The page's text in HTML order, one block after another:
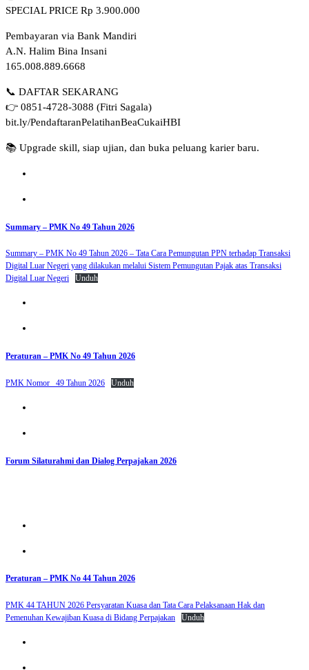
SPECIAL PRICE Rp 3.900.000
Pembayaran via Bank Mandiri
A.N. Halim Bina Insani
165.008.889.6668
📞 DAFTAR SEKARANG
👉 0851-4728-3088 (Fitri Sagala)
bit.ly/PendaftaranPelatihanBeaCukaiHBI
📚 Upgrade skill, siap ujian, dan buka peluang karier baru.
Summary – PMK No 49 Tahun 2026
Summary – PMK No 49 Tahun 2026 – Tata Cara Pemungutan PPN terhadap Transaksi
Digital Luar Negeri yang dilakukan melalui Sistem Pemungutan Pajak atas Transaksi
Digital Luar Negeri
Unduh
Peraturan – PMK No 49 Tahun 2026
PMK Nomor _49 Tahun 2026 Unduh
Forum Silaturahmi dan Dialog Perpajakan 2026
Peraturan – PMK No 44 Tahun 2026
PMK 44 TAHUN 2026 Persyaratan Kuasa dan Tata Cara Pelaksanaan Hak dan
Pemenuhan Kewajiban Kuasa di Bidang Perpajakan
Unduh